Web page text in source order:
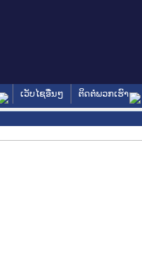
ເວັບໄຊອື່ນໆ ຕິດຕໍ່ພວກເຮົາ